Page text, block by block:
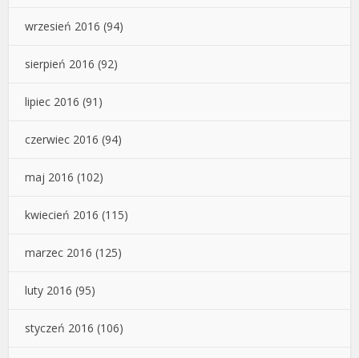
wrzesień 2016 (94)
sierpień 2016 (92)
lipiec 2016 (91)
czerwiec 2016 (94)
maj 2016 (102)
kwiecień 2016 (115)
marzec 2016 (125)
luty 2016 (95)
styczeń 2016 (106)